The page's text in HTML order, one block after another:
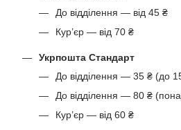
До відділення — від 45 ₴
Кур’єр — від 70 ₴
Укрпошта Стандарт
До відділення — 35 ₴ (до
До відділення — 80 ₴
Кур’єр — від 60 ₴